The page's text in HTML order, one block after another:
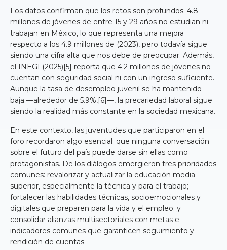
Los datos confirman que los retos son profundos: 4.8
millones de jóvenes de entre 15 y 29 años no estudian ni
trabajan en México, lo que representa una mejora
respecto a los 4.9 millones de (2023), pero todavía sigue
siendo una cifra alta que nos debe de preocupar. Además,
el INEGI (2025)[5] reporta que 4.2 millones de jóvenes no
cuentan con seguridad social ni con un ingreso suficiente.
Aunque la tasa de desempleo juvenil se ha mantenido
baja —alrededor de 5.9%,[6]—, la precariedad laboral sigue
siendo la realidad más constante en la sociedad mexicana.
En este contexto, las juventudes que participaron en el
foro recordaron algo esencial: que ninguna conversación
sobre el futuro del país puede darse sin ellas como
protagonistas. De los diálogos emergieron tres prioridades
comunes: revalorizar y actualizar la educación media
superior, especialmente la técnica y para el trabajo;
fortalecer las habilidades técnicas, socioemocionales y
digitales que preparen para la vida y el empleo; y
consolidar alianzas multisectoriales con metas e
indicadores comunes que garanticen seguimiento y
rendición de cuentas.